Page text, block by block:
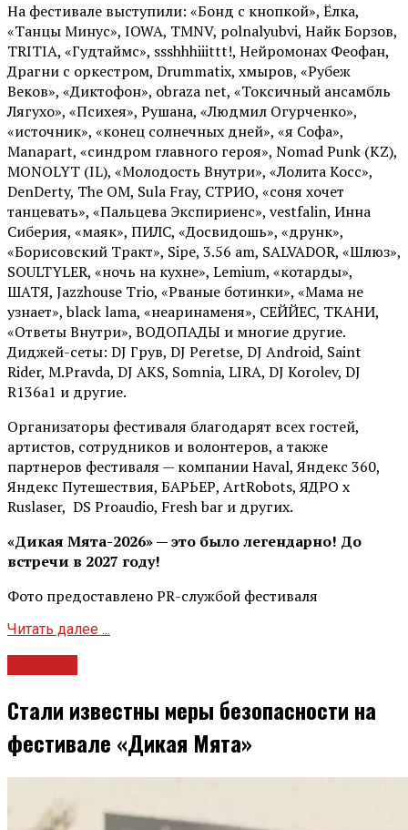
На фестивале выступили: «Бонд с кнопкой», Ёлка,
«Танцы Минус», IOWA, TMNV, polnalyubvi, Найк Борзов,
TRITIA, «Гудтаймс», ssshhhiiittt!, Нейромонах Феофан,
Драгни с оркестром, Drummatix, хмыров, «Рубеж
Веков», «Диктофон», obraza net, «Токсичный ансамбль
Лягухо», «Психея», Рушана, «Людмил Огурченко»,
«источник», «конец солнечных дней», «я Софа»,
Manapart, «синдром главного героя», Nomad Punk (KZ),
MONOLYT (IL), «Молодость Внутри», «Лолита Косс»,
DenDerty, The OM, Sula Fray, СТРИО, «соня хочет
танцевать», «Пальцева Экспириенс», vestfalin, Инна
Сиберия, «маяк», ПИЛС, «Досвидошь», «друнк»,
«Борисовский Тракт», Sipe, 3.56 am, SALVADOR, «Шлюз»,
SOULTYLER, «ночь на кухне», Lemium, «котарды»,
ШАТЯ, Jazzhouse Trio, «Рваные ботинки», «Мама не
узнает», black lama, «неаринаменя», СЕЙЙЕС, ТКАНИ,
«Ответы Внутри», ВОДОПАДЫ и многие другие.
Диджей-сеты: DJ Грув, DJ Peretse, DJ Android, Saint
Rider, М.Pravda, DJ AKS, Somnia, LIRA, DJ Korolev, DJ
R136a1 и другие.
Организаторы фестиваля благодарят всех гостей,
артистов, сотрудников и волонтеров, а также
партнеров фестиваля — компании Haval, Яндекс 360,
Яндекс Путешествия, БАРЬЕР, ArtRobots, ЯДРО х
Ruslaser, DS Proaudio, Fresh bar и других.
«Дикая Мята-2026» — это было легендарно! До
встречи в 2027 году!
Фото предоставлено PR-службой фестиваля
Читать далее ...
Стали известны меры безопасности на
фестивале «Дикая Мята»